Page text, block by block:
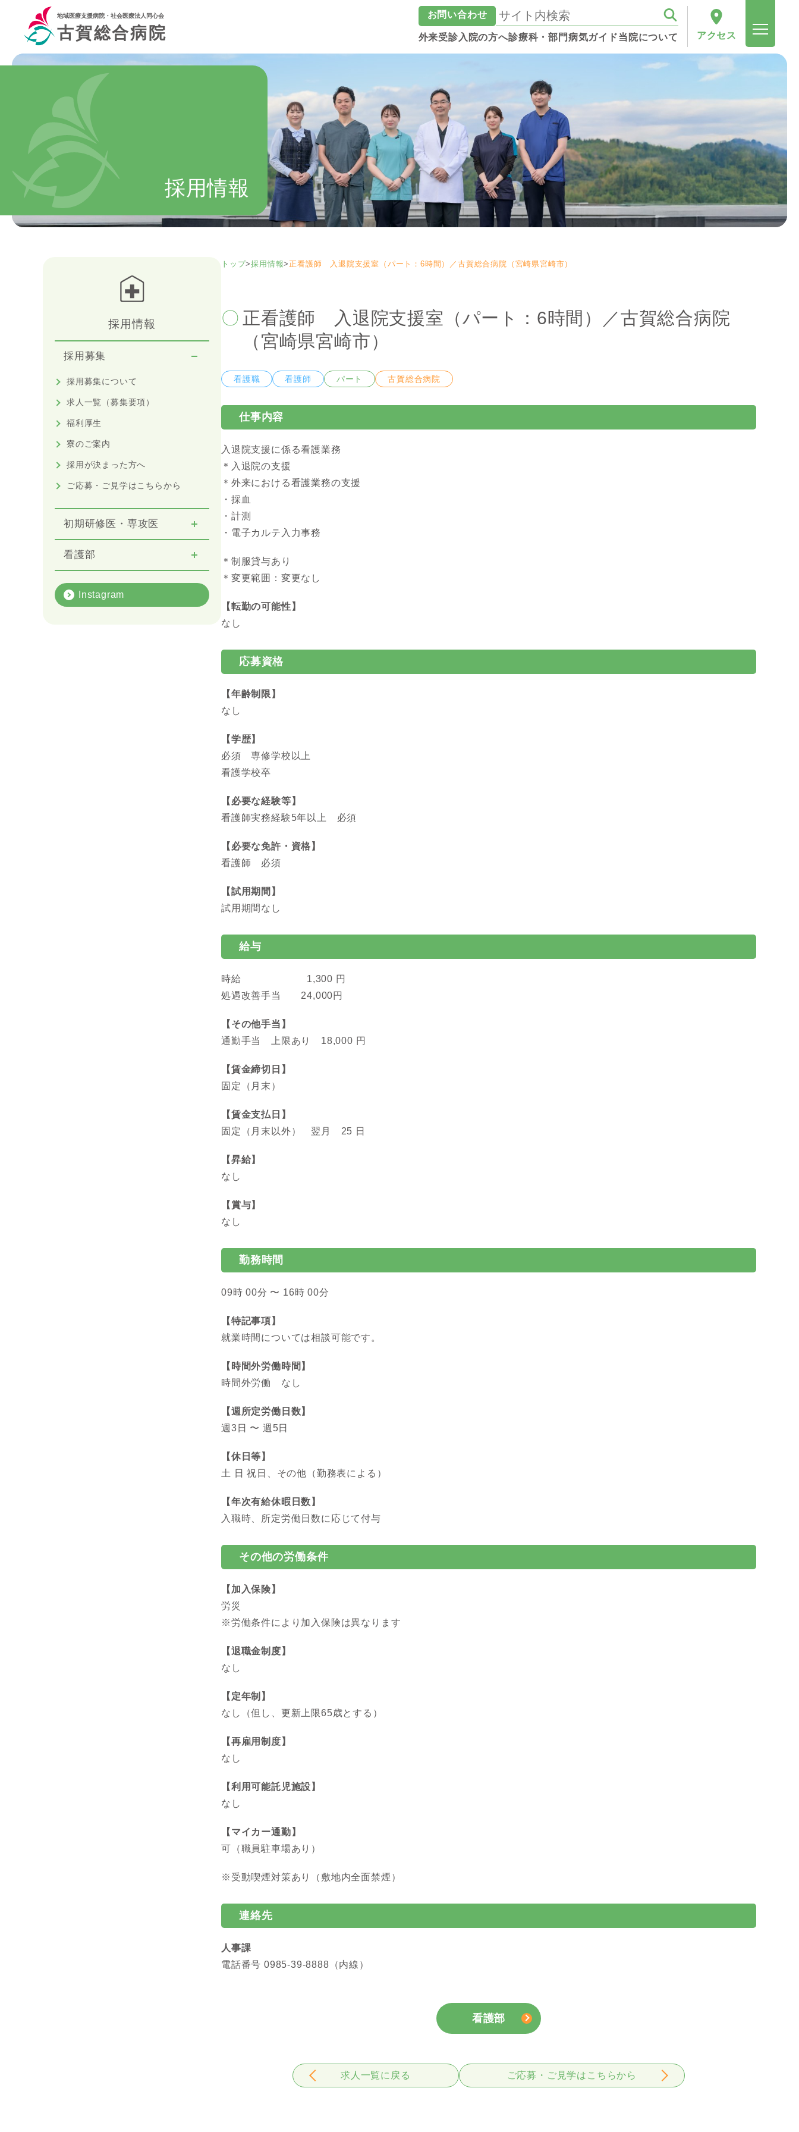
地域医療支援病院・社会医療法人同心会
古賀総合病院
お問い合わせ
外来受診入院の方へ診療科・部門病気ガイド当院について アクセス
採用情報
採用情報
採用募集
採用募集について
求人一覧（募集要項）
福利厚生
寮のご案内
採用が決まった方へ
ご応募・ご見学はこちらから
初期研修医・専攻医
看護部
Instagram
トップ>採用情報>正看護師 入退院支援室（パート：6時間）／古賀総合病院（宮崎県宮崎市）
正看護師 入退院支援室（パート：6時間）／古賀総合病院
（宮崎県宮崎市）
看護職 看護師 パート 古賀総合病院
仕事内容
入退院支援に係る看護業務
＊入退院の支援
＊外来における看護業務の支援
・採血
・計測
・電子カルテ入力事務
＊制服貸与あり
＊変更範囲：変更なし
【転勤の可能性】
なし
応募資格
【年齢制限】
なし
【学歴】
必須 専修学校以上
看護学校卒
【必要な経験等】
看護師実務経験5年以上 必須
【必要な免許・資格】
看護師 必須
【試用期間】
試用期間なし
給与
時給 1,300 円
処遇改善手当 24,000円
【その他手当】
通勤手当 上限あり 18,000 円
【賃金締切日】
固定（月末）
【賃金支払日】
固定（月末以外） 翌月 25 日
【昇給】
なし
【賞与】
なし
勤務時間
09時 00分 〜 16時 00分
【特記事項】
就業時間については相談可能です。
【時間外労働時間】
時間外労働 なし
【週所定労働日数】
週3日 〜 週5日
【休日等】
土 日 祝日、その他（勤務表による）
【年次有給休暇日数】
入職時、所定労働日数に応じて付与
その他の労働条件
【加入保険】
労災
※労働条件により加入保険は異なります
【退職金制度】
なし
【定年制】
なし（但し、更新上限65歳とする）
【再雇用制度】
なし
【利用可能託児施設】
なし
【マイカー通勤】
可（職員駐車場あり）
※受動喫煙対策あり（敷地内全面禁煙）
連絡先
人事課
電話番号 0985-39-8888（内線）
看護部
求人一覧に戻る ご応募・ご見学はこちらから